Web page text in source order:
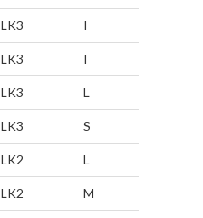
LK3 I
LK3 I
LK3 L
LK3 S
LK2 L
LK2 M